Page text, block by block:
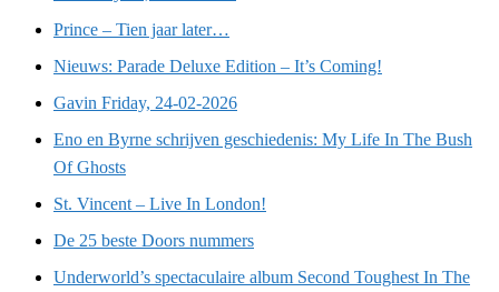
Prince – Tien jaar later…
Nieuws: Parade Deluxe Edition – It’s Coming!
Gavin Friday, 24-02-2026
Eno en Byrne schrijven geschiedenis: My Life In The Bush
Of Ghosts
St. Vincent – Live In London!
De 25 beste Doors nummers
Underworld’s spectaculaire album Second Toughest In The